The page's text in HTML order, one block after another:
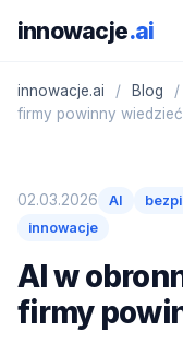
innowacje.ai
innowacje.ai / Blog /
firmy powinny wiedzieć
02.03.2026 AI
innowacje
AI w
firmy